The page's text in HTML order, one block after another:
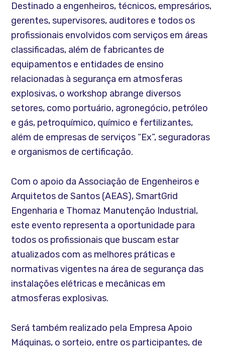
Destinado a engenheiros, técnicos, empresários,
gerentes, supervisores, auditores e todos os
profissionais envolvidos com serviços em áreas
classificadas, além de fabricantes de
equipamentos e entidades de ensino
relacionadas à segurança em atmosferas
explosivas, o workshop abrange diversos
setores, como portuário, agronegócio, petróleo
e gás, petroquímico, químico e fertilizantes,
além de empresas de serviços “Ex”, seguradoras
e organismos de certificação.
Com o apoio da Associação de Engenheiros e
Arquitetos de Santos (AEAS), SmartGrid
Engenharia e Thomaz Manutenção Industrial,
este evento representa a oportunidade para
todos os profissionais que buscam estar
atualizados com as melhores práticas e
normativas vigentes na área de segurança das
instalações elétricas e mecânicas em
atmosferas explosivas.
Será também realizado pela Empresa Apoio
Máquinas, o sorteio, entre os participantes, de